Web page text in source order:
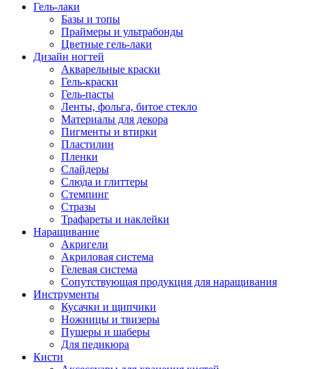
Гель-лаки
Базы и топы
Праймеры и ультрабонды
Цветные гель-лаки
Дизайн ногтей
Акварельные краски
Гель-краски
Гель-пасты
Ленты, фольга, битое стекло
Материалы для декора
Пигменты и втирки
Пластилин
Пленки
Слайдеры
Слюда и глиттеры
Стемпинг
Стразы
Трафареты и наклейки
Наращивание
Акригели
Акриловая система
Гелевая система
Сопутствующая продукция для наращивания
Инструменты
Кусачки и щипчики
Ножницы и твизеры
Пушеры и шаберы
Для педикюра
Кисти